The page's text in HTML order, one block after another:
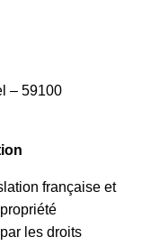
– 59100
française et
les droits